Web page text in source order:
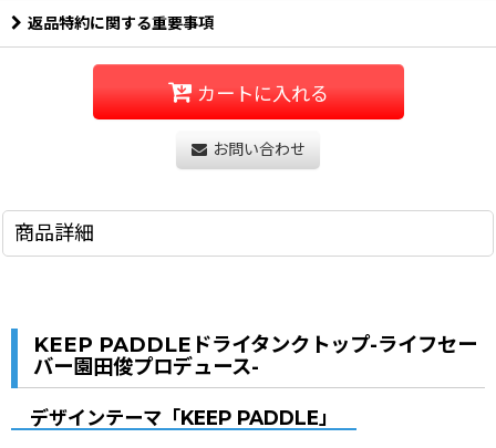
返品特約に関する重要事項
カートに入れる
お問い合わせ
商品詳細
KEEP PADDLEドライタンクトップ-ライフセー
バー園田俊プロデュース-
デザインテーマ「KEEP PADDLE」